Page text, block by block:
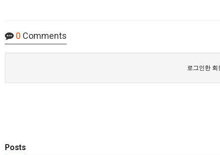
0 Comments
로그인한 회
Posts